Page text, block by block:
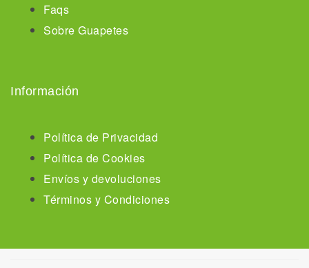
Faqs
Sobre Guapetes
Información
Política de Privacidad
Política de Cookies
Envíos y devoluciones
Términos y Condiciones